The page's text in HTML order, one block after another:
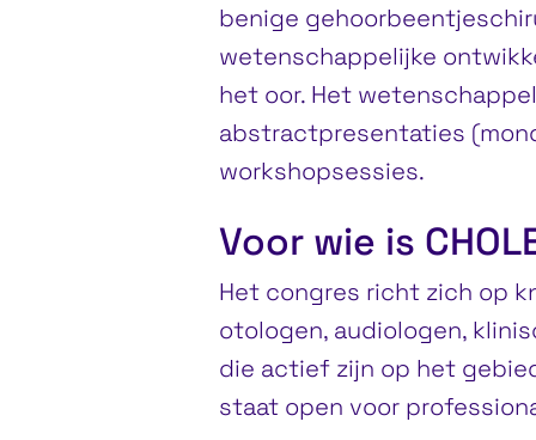
benige
wetenschappelijke
het oor. Het
abstractpresentaties
workshopsessies.
Voor wie is
Het congres richt zich op
otologen, audiologen,
die actief zijn op het
staat open voor